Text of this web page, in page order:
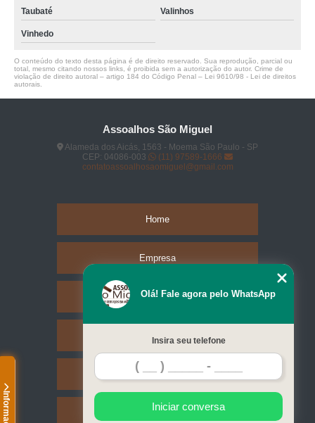
Taubaté Valinhos
Vinhedo
O conteúdo do texto desta página é de direito reservado. Sua reprodução, parcial ou
total, mesmo citando nossos links, é proibida sem a autorização do autor. Crime de
violação de direito autoral – artigo 184 do Código Penal – Lei 9610/98 - Lei de direitos
autorais
Assoalhos São Miguel
Alameda dos Aicás, 1563 - Moema São Paulo - SP
CEP: 04086-003
(11) 97589-1666
contatoassoalhosaomiguel@gmail.com
Home
Empresa
Missão
Serviços
Contato
Mapa do site
Olá! Fale agora pelo WhatsApp
Insira seu telefone
Iniciar conversa